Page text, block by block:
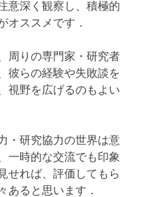
意深く観察し、積極的
オススメです．
周りの専門家・研究者
彼らの経験や失敗談を
視野を広げるのもよい
・研究協力の世界は意
一時的な交流でも印象
せれば、評価してもら
あると思います．